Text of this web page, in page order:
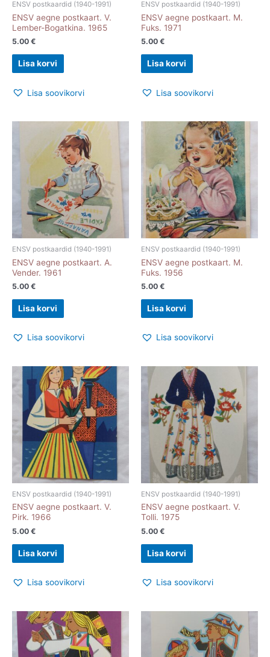
ENSV postkaardid (1940-1991)
ENSV aegne postkaart. V.
Lember-Bogatkina. 1965
5.00 €
Lisa korvi
Lisa soovikorvi
ENSV postkaardid (1940-1991)
ENSV aegne postkaart. M.
Fuks. 1971
5.00 €
Lisa korvi
Lisa soovikorvi
ENSV postkaardid (1940-1991)
ENSV aegne postkaart. A.
Vender. 1961
5.00 €
Lisa korvi
Lisa soovikorvi
ENSV postkaardid (1940-1991)
ENSV aegne postkaart. M.
Fuks. 1956
5.00 €
Lisa korvi
Lisa soovikorvi
ENSV postkaardid (1940-1991)
ENSV aegne postkaart. V.
Pirk. 1966
5.00 €
Lisa korvi
Lisa soovikorvi
ENSV postkaardid (1940-1991)
ENSV aegne postkaart. V.
Tolli. 1975
5.00 €
Lisa korvi
Lisa soovikorvi